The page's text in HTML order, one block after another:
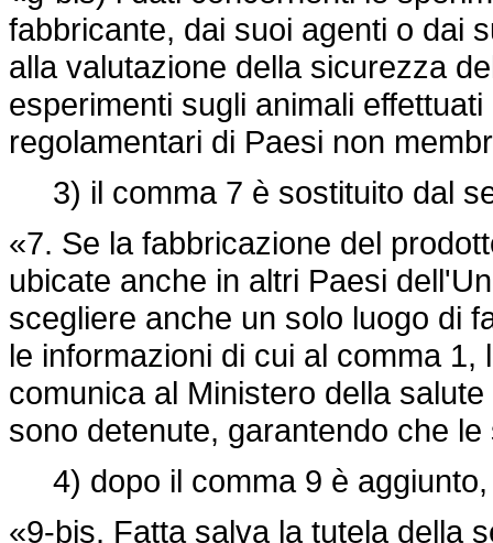
fabbricante, dai suoi agenti o dai
alla valutazione della sicurezza
esperimenti sugli animali
regolamentari di Paesi non
3) il comma 7 è sostituito dal
«7. Se la fabbricazione del
ubicate anche in altri Paesi
scegliere anche un solo luogo di
le informazioni di cui al comma
comunica al Ministero della
sono detenute, garantendo che
4) dopo il comma 9 è aggiunto,
«9-bis. Fatta salva la tutela della